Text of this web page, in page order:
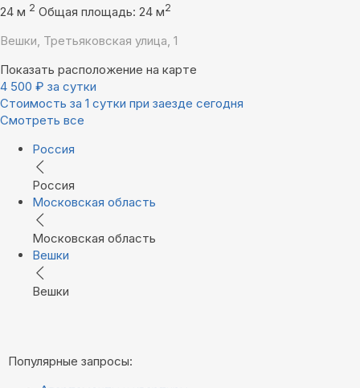
24 м 2 Общая площадь: 24 м2
Вешки, Третьяковская улица, 1
Показать расположение на карте
4 500 ₽ за сутки
Стоимость за 1 сутки при заезде сегодня
Смотреть все
Россия
Россия
Московская область
Московская область
Вешки
Вешки
Популярные запросы: